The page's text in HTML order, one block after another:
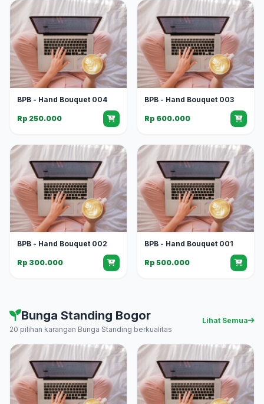
BPB - Hand Bouquet 004
Rp 250.000
BPB - Hand Bouquet 003
Rp 600.000
BPB - Hand Bouquet 002
Rp 300.000
BPB - Hand Bouquet 001
Rp 500.000
Bunga Standing Bogor
20 pilihan karangan Bunga Standing berkualitas
Lihat Semua